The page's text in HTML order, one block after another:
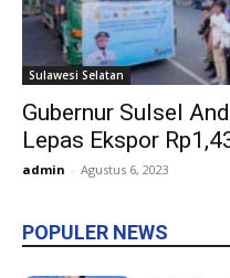
Sulawesi Selatan
Gubernur Sulsel
Lepas Ekspor
admin - Agustus 6, 2023
POPULER NEWS